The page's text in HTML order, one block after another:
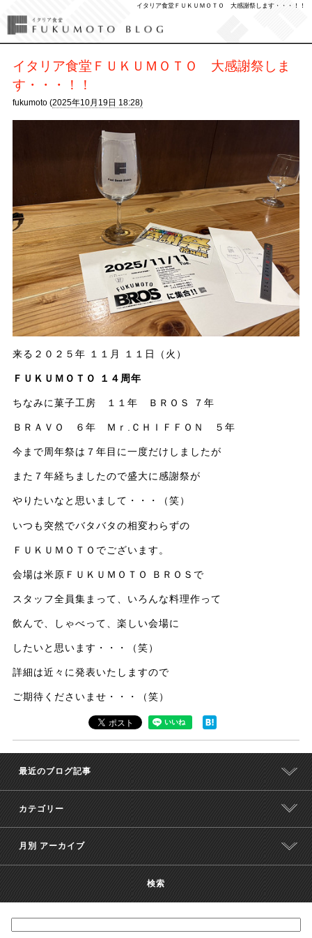
イタリア食堂ＦＵＫＵＭＯＴＯ 大感謝祭します・・・！！
イタリア食堂ＦＵＫＵＭＯＴＯ 大感謝祭しま
す・・・！！
fukumoto (2025年10月19日 18:28)
来る２０２５年 １１月 １１日（火）
ＦＵＫＵＭＯＴＯ １４周年
ちなみに菓子工房 １１年 ＢＲＯＳ ７年
ＢＲＡＶＯ ６年 Ｍｒ.ＣＨＩＦＦＯＮ ５年
今まで周年祭は７年目に一度だけしましたが
また７年経ちましたので盛大に感謝祭が
やりたいなと思いまして・・・（笑）
いつも突然でバタバタの相変わらずの
ＦＵＫＵＭＯＴＯでございます。
会場は米原ＦＵＫＵＭＯＴＯ ＢＲＯＳで
スタッフ全員集まって、いろんな料理作って
飲んで、しゃべって、楽しい会場に
したいと思います・・・（笑）
詳細は近々に発表いたしますので
ご期待くださいませ・・・（笑）
最近のブログ記事
カテゴリー
月別 アーカイブ
検索